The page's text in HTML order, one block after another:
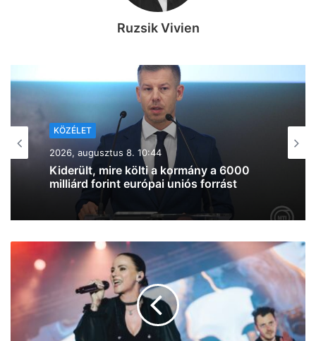
Ruzsik Vivien
2026, augusztus 7. 19:39
Lazul a volt miniszterelnök: Orbán
Viktor felbukkant a szerbiai
trombitafesztiválon, sörözött és